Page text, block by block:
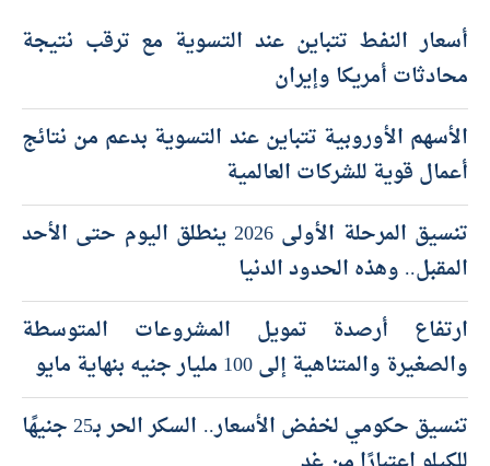
أحدث المقالات
أسعار النفط تتباين عند التسوية مع ترقب نتيجة
محادثات أمريكا وإيران
الأسهم الأوروبية تتباين عند التسوية بدعم من نتائج
أعمال قوية للشركات العالمية
المقبل.. وهذه الحدود الدنيا
ارتفاع أرصدة تمويل المشروعات المتوسطة
والصغيرة والمتناهية إلى 100 مليار جنيه بنهاية مايو